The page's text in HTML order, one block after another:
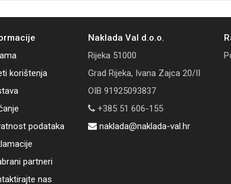
korištenja
podataka
partneri
nas
Naklada Val d.o.o.
Rijeka 51000
Grad Rijeka, Ivana Zajca 20/II
OIB 91925093837
+385 51 606-155
naklada@naklada-val.hr